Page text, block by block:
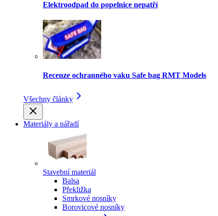
Elektroodpad do popelnice nepatří
Recenze ochranného vaku Safe bag RMT Models
Všechny články
Materiály a nářadí
Stavební materiál
Balsa
Překližka
Smrkové nosníky
Borovicové nosníky